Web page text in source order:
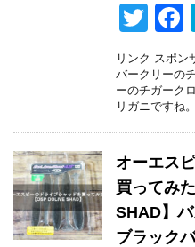
T
wi
tt
er
c
o
リンク スポン
バークリーの
ーのチガーク
リガニですね
オーエス
買ってみ
SHAD】
ブラック